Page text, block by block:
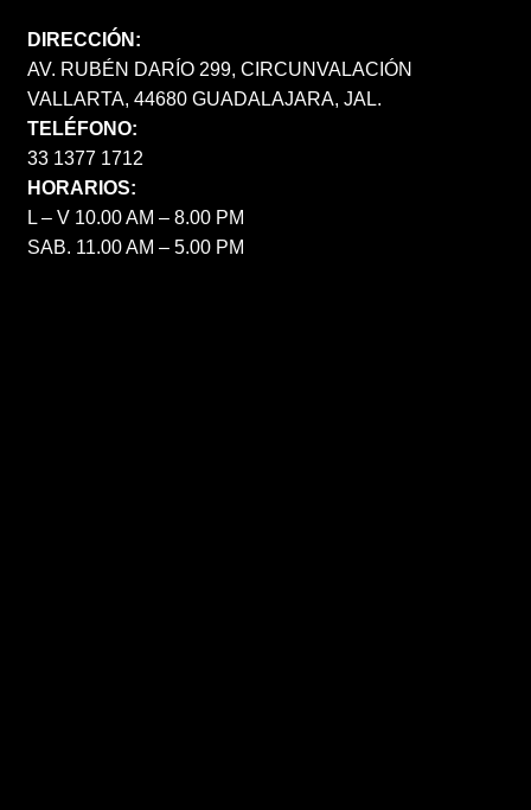
DIRECCIÓN:
AV. RUBÉN DARÍO 299, CIRCUNVALACIÓN
VALLARTA, 44680 GUADALAJARA, JAL.
TELÉFONO:
33 1377 1712
HORARIOS:
L – V 10.00 AM – 8.00 PM
SAB. 11.00 AM – 5.00 PM